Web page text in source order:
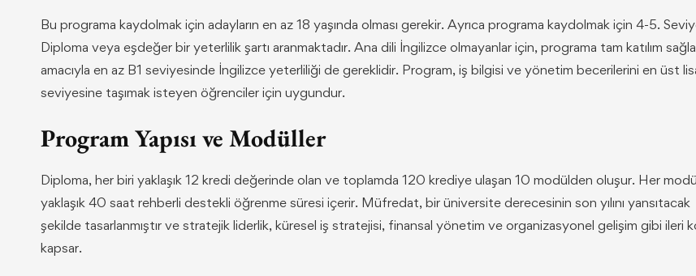
Bu programa kaydolmak için adayların en az 18 yaşında olması gerekir. Ayrıca programa kaydolmak için 4-5.
Diploma veya eşdeğer bir yeterlilik şartı aranmaktadır. Ana dili İngilizce olmayanlar için, programa tam katılım
amacıyla en az B1 seviyesinde İngilizce yeterliliği de gereklidir. Program, iş bilgisi ve yönetim becerilerini en üst
seviyesine taşımak isteyen öğrenciler için uygundur.
Program Yapısı ve Modüller
Diploma, her biri yaklaşık 12 kredi değerinde olan ve toplamda 120 krediye ulaşan 10 modülden oluşur. Her
yaklaşık 40 saat rehberli destekli öğrenme süresi içerir. Müfredat, bir üniversite derecesinin son yılını yansıtacak
şekilde tasarlanmıştır ve stratejik liderlik, küresel iş stratejisi, finansal yönetim ve organizasyonel gelişim gibi ileri
kapsar.